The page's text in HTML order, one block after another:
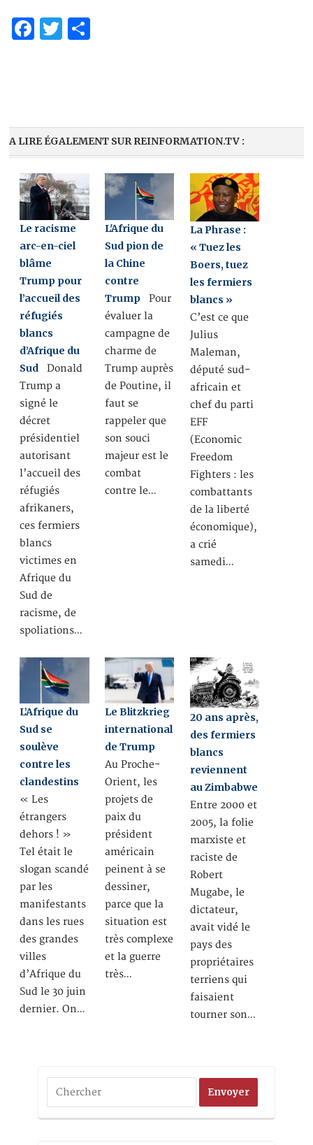
Facebook
Twitter
A LIRE ÉGALEMENT SUR REINFORMATION.TV :
Le racisme
arc-en-ciel
blâme
Trump pour
l’accueil des
réfugiés
blancs
d’Afrique du
Sud Donald
Trump a
signé le
décret
présidentiel
autorisant
l’accueil des
réfugiés
afrikaners,
ces fermiers
blancs
victimes en
Afrique du
Sud de
racisme, de
spoliations…
L'Afrique du
Sud pion de
la Chine
contre
Trump Pour
évaluer la
campagne de
charme de
Trump auprès
de Poutine, il
faut se
rappeler que
son souci
majeur est le
combat
contre le…
La Phrase :
« Tuez les
Boers, tuez
les fermiers
blancs »
C’est ce que
Julius
Maleman,
député sud-
africain et
chef du parti
EFF
(Economic
Freedom
Fighters : les
combattants
de la liberté
économique),
a crié
samedi…
L’Afrique du
Sud se
soulève
contre les
clandestins
« Les
étrangers
dehors ! »
Tel était le
slogan scandé
par les
manifestants
dans les rues
des grandes
villes
d’Afrique du
Sud le 30 juin
dernier. On…
Le Blitzkrieg
international
de Trump
Au Proche-
Orient, les
projets de
paix du
président
américain
peinent à se
dessiner,
parce que la
situation est
très complexe
et la guerre
très…
20 ans après,
des fermiers
blancs
reviennent
au Zimbabwe
Entre 2000 et
2005, la folie
marxiste et
raciste de
Robert
Mugabe, le
dictateur,
avait vidé le
pays des
propriétaires
terriens qui
faisaient
tourner son…